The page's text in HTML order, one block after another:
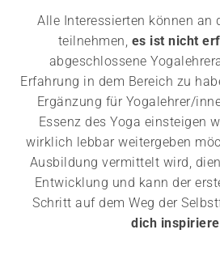
Alle Interessierten können an
teilnehmen, es ist nicht
abgeschlossene
Erfahrung in dem Bereich zu
Ergänzung für Yogalehrer/
Essenz des Yoga einsteigen
wirklich lebbar weitergeben
Ausbildung vermittelt wird,
Entwicklung und kann der
Schritt auf dem Weg der
dich